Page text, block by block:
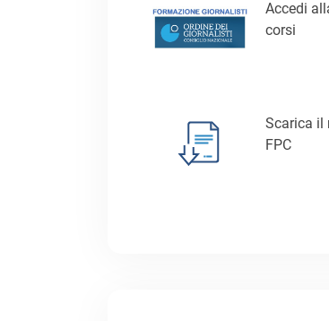
Accedi
corsi
Scarica il
FPC